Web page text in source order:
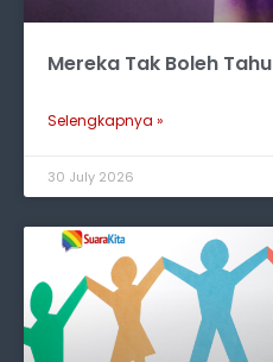
Mereka Tak Boleh Tahu
Selengkapnya »
30 July 2026